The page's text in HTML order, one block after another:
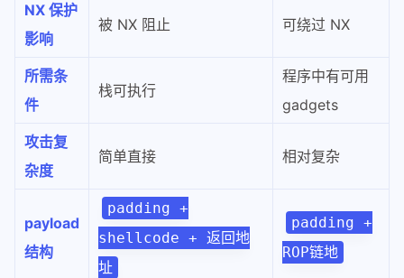
NX 保护
影响
被 NX 阻止 可绕过 NX
所需条
件
栈可执行
程序中有可用
gadgets
攻击复
杂度
简单直接 相对复杂
payload
结构
padding +
shellcode + 返回地
址
padding +
ROP链地